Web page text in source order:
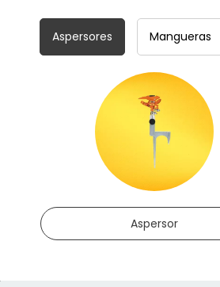
Aspersores Mangueras
Aspersor